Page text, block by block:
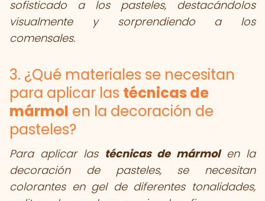
sofisticado a los pasteles, destacándolos
visualmente y sorprendiendo a los
comensales.
3. ¿Qué materiales se necesitan
para aplicar las técnicas de
mármol en la decoración de
pasteles?
Para aplicar las técnicas de mármolen la
decoración de pasteles, se necesitan
colorantes en gel de diferentes tonalidades,